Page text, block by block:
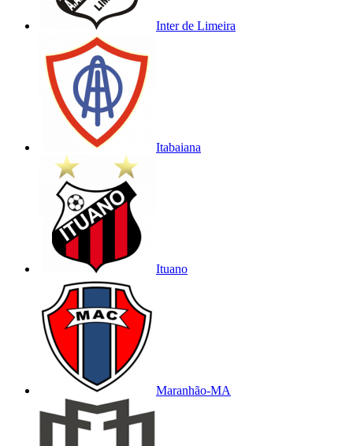
Inter de Limeira
Itabaiana
Ituano
Maranhão-MA